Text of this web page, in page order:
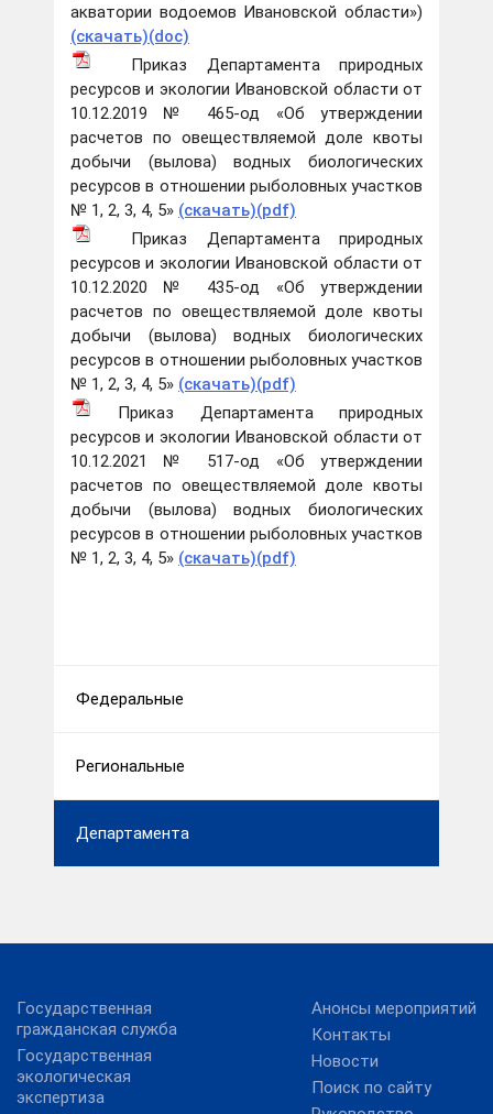
акватории водоемов Ивановской области»)
(скачать)(doc)
Приказ Департамента природных
ресурсов и экологии Ивановской области от
10.12.2019 № 465-од «Об утверждении
расчетов по овеществляемой доле квоты
добычи (вылова) водных биологических
ресурсов в отношении рыболовных участков
№ 1, 2, 3, 4, 5» (скачать)(pdf)
Приказ Департамента природных
ресурсов и экологии Ивановской области от
10.12.2020 № 435-од «Об утверждении
расчетов по овеществляемой доле квоты
добычи (вылова) водных биологических
ресурсов в отношении рыболовных участков
№ 1, 2, 3, 4, 5» (скачать)(pdf)
Приказ Департамента природных
ресурсов и экологии Ивановской области от
10.12.2021 № 517-од «Об утверждении
расчетов по овеществляемой доле квоты
добычи (вылова) водных биологических
ресурсов в отношении рыболовных участков
№ 1, 2, 3, 4, 5» (скачать)(pdf)
Федеральные
Региональные
Департамента
Государственная
гражданская служба
Государственная
экологическая
экспертиза
Анонсы мероприятий
Контакты
Новости
Поиск по сайту